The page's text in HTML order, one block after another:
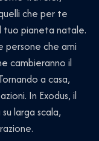
che per te
tuo pianeta natale.
persone che ami
cambieranno il
a casa,
In Exodus, il
larga scala,